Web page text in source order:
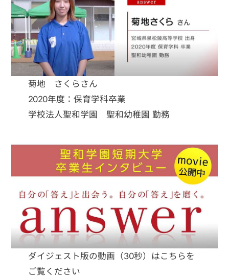
菊地 さくらさん
2020年度：保育学科卒業
学校法人聖和学園 聖和幼稚園 勤務
ダイジェスト版の動画（30秒）はこちらを
ご覧ください